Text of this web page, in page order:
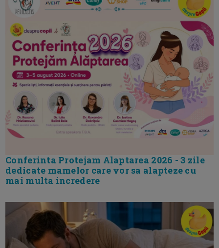
Conferinta Protejam Alaptarea 2026 - 3 zile
dedicate mamelor care vor sa alapteze cu
mai multa incredere